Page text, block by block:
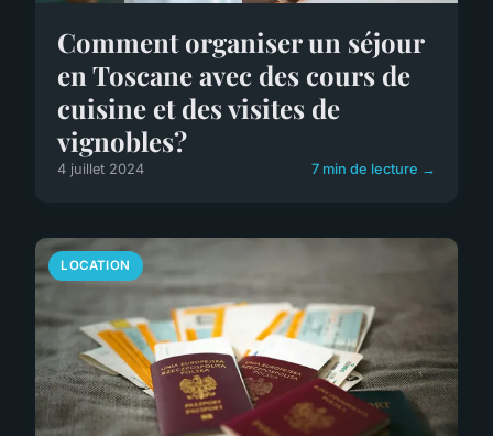
Comment organiser un séjour
en Toscane avec des cours de
cuisine et des visites de
vignobles?
4 juillet 2024 7 min de lecture →
LOCATION